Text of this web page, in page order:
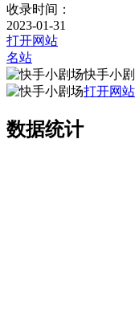
收录时间：
2023-01-31
打开网站
名站
快手小
打开网站
数据统计